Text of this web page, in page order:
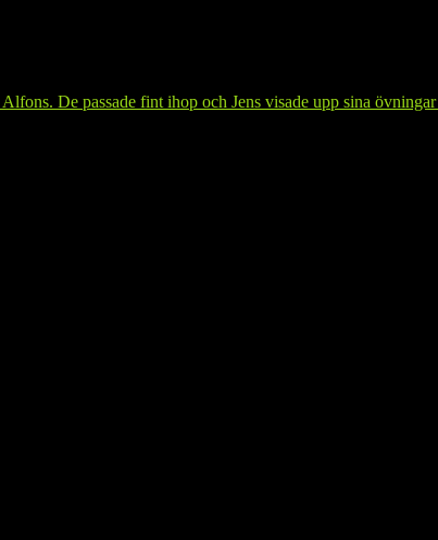
De passade fint ihop och Jens visade upp sina